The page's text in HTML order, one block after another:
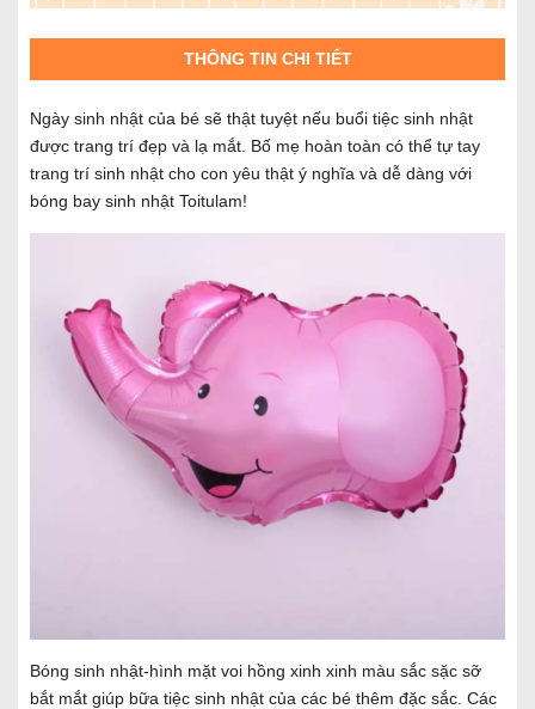
THÔNG TIN CHI TIẾT
Ngày sinh nhật của bé sẽ thật tuyệt nếu buổi tiệc sinh nhật
được trang trí đẹp và lạ mắt. Bố mẹ hoàn toàn có thể tự tay
trang trí sinh nhật cho con yêu thật ý nghĩa và dễ dàng với
bóng bay sinh nhật Toitulam!
Bóng sinh nhật-hình mặt voi hồng xinh xinh màu sắc sặc sỡ
bắt mắt giúp bữa tiệc sinh nhật của các bé thêm đặc sắc. Các